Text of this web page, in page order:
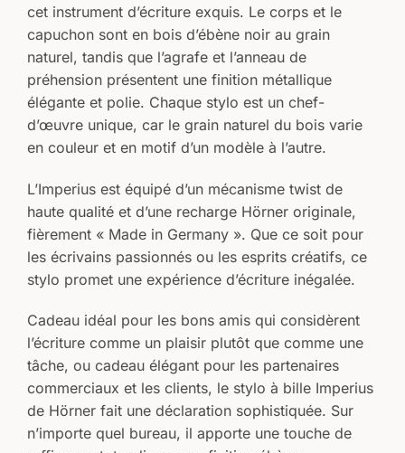
cet instrument d’écriture exquis. Le corps et le
capuchon sont en bois d’ébène noir au grain
naturel, tandis que l’agrafe et l’anneau de
préhension présentent une finition métallique
élégante et polie. Chaque stylo est un chef-
d’œuvre unique, car le grain naturel du bois varie
en couleur et en motif d’un modèle à l’autre.
L’Imperius est équipé d’un mécanisme twist de
haute qualité et d’une recharge Hörner originale,
fièrement « Made in Germany ». Que ce soit pour
les écrivains passionnés ou les esprits créatifs, ce
stylo promet une expérience d’écriture inégalée.
Cadeau idéal pour les bons amis qui considèrent
l’écriture comme un plaisir plutôt que comme une
tâche, ou cadeau élégant pour les partenaires
commerciaux et les clients, le stylo à bille Imperius
de Hörner fait une déclaration sophistiquée. Sur
n’importe quel bureau, il apporte une touche de